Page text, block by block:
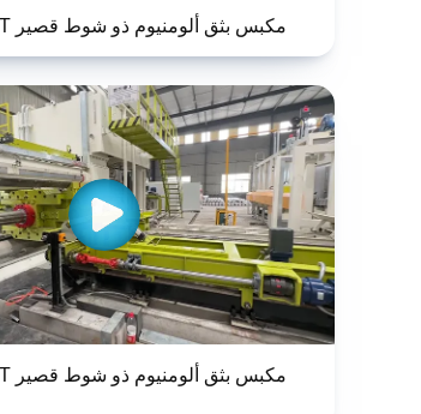
مكبس بثق ألومنيوم ذو شوط قصير 2000T
مكبس بثق ألومنيوم ذو شوط قصير 3650T